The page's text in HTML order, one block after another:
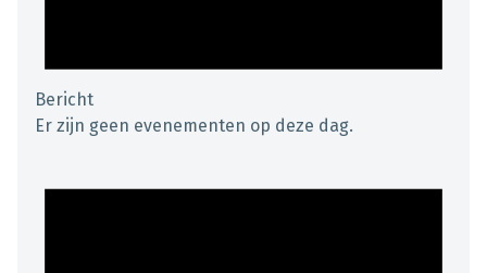
Bericht
Er zijn geen evenementen op deze dag.